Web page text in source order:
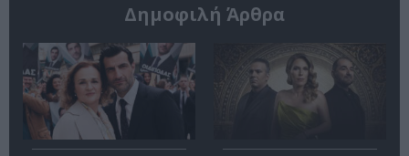
Δημοφιλή Άρθρα